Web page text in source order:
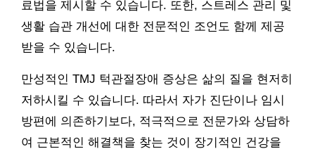
료법을 제시할 수 있습니다. 또한, 스트레스 관리 및
생활 습관 개선에 대한 전문적인 조언도 함께 제공
받을 수 있습니다.
만성적인 TMJ 턱관절장애 증상은 삶의 질을 현저히
저하시킬 수 있습니다. 따라서 자가 진단이나 임시
방편에 의존하기보다, 적극적으로 전문가와 상담하
여 근본적인 해결책을 찾는 것이 장기적인 건강을